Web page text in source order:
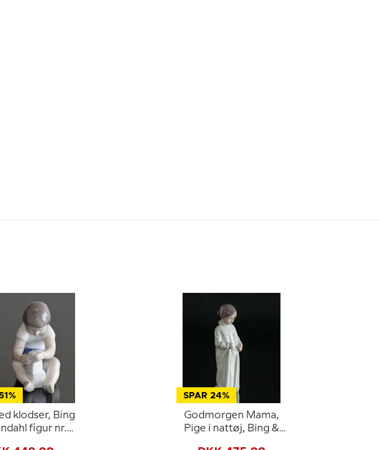
klodser, Bing
figur nr.
SPAR 24%
Godmorgen Mama,
Pige i nattøj, Bing &